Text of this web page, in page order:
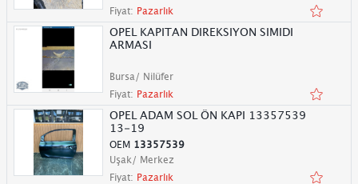
Fiyat: Pazarlık
OPEL KAPITAN DIREKSIYON SIMIDI
ARMASI
Bursa/ Nilüfer
Fiyat: Pazarlık
OPEL ADAM SOL ÖN KAPI 13357539
13-19
OEM 13357539
Uşak/ Merkez
Fiyat: Pazarlık